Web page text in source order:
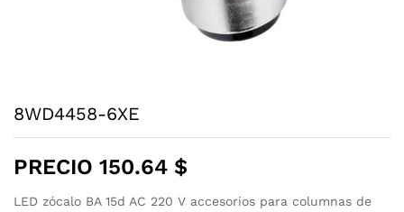
8WD4458-6XE
PRECIO 150.64 $
LED zócalo BA 15d AC 220 V accesorios para columnas de